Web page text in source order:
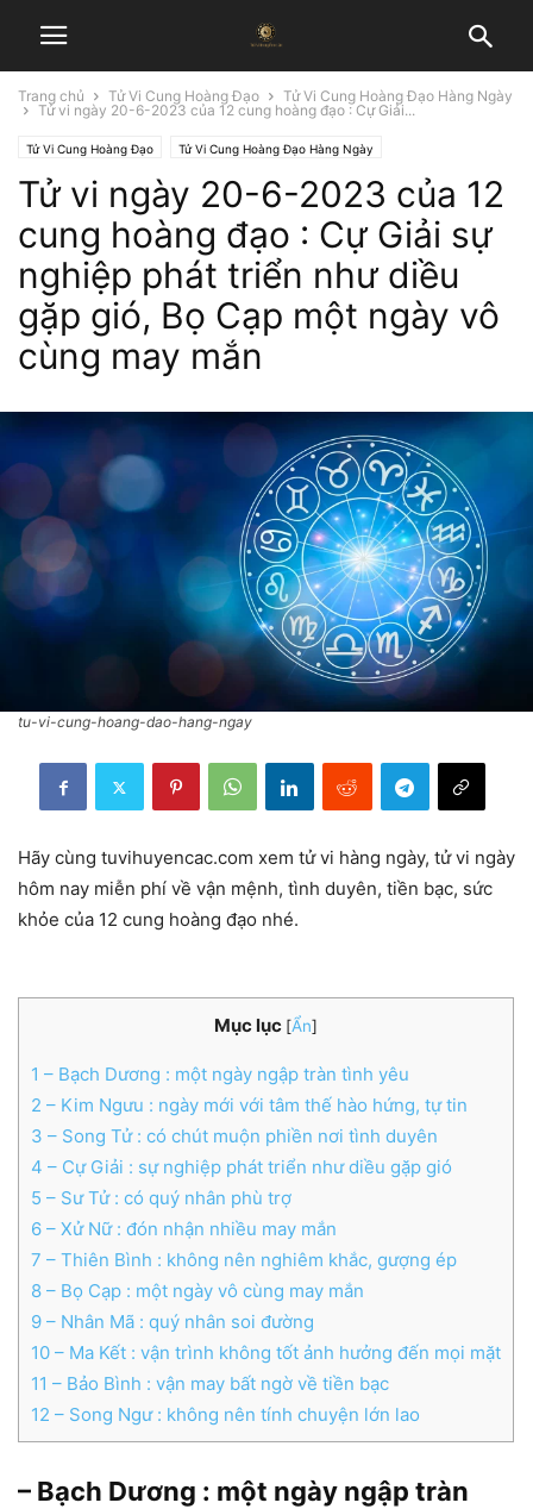
Trang chủ Tử Vi Cung Hoàng Đạo
Tử Vi Cung Hoàng Đạo Hàng Ngày
Tử vi ngày 20-6-2023 của 12 cung hoàng đạo : Cự Giải...
Tử Vi Cung Hoàng Đạo Tử Vi Cung Hoàng Đạo Hàng Ngày
Tử vi ngày 20-6-2023 của 12
cung hoàng đạo : Cự Giải sự
nghiệp phát triển như diều
gặp gió, Bọ Cạp một ngày vô
cùng may mắn
tu-vi-cung-hoang-dao-hang-ngay
Hãy cùng tuvihuyencac.com xem tử vi hàng ngày, tử vi ngày
hôm nay miễn phí về vận mệnh, tình duyên, tiền bạc, sức
khỏe của 12 cung hoàng đạo nhé.
Mục lục [Ẩn]
1 – Bạch Dương : một ngày ngập tràn tình yêu
2 – Kim Ngưu : ngày mới với tâm thế hào hứng, tự tin
3 – Song Tử : có chút muộn phiền nơi tình duyên
4 – Cự Giải : sự nghiệp phát triển như diều gặp gió
5 – Sư Tử : có quý nhân phù trợ
6 – Xử Nữ : đón nhận nhiều may mắn
7 – Thiên Bình : không nên nghiêm khắc, gượng ép
8 – Bọ Cạp : một ngày vô cùng may mắn
9 – Nhân Mã : quý nhân soi đường
10 – Ma Kết : vận trình không tốt ảnh hưởng đến mọi mặt
11 – Bảo Bình : vận may bất ngờ về tiền bạc
12 – Song Ngư : không nên tính chuyện lớn lao
– Bạch Dương : một ngày ngập tràn